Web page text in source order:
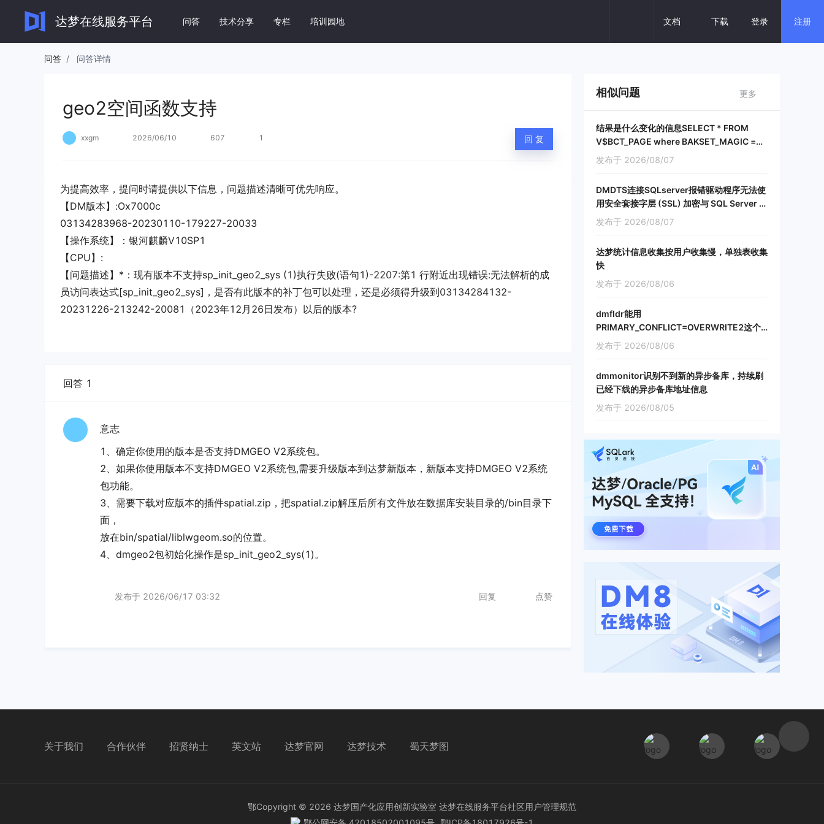
达梦在线服务平台 问答 技术分享 专栏 培训园地 文档
文档
查看全部文档 →
掌握 DM8 SQL 优化核心技能
下载 登录 注册
geo2空间函数支持 回 复
问答 / 问答详情
geo2空间函数支持
xxgm 2026/06/10 607 1 回 复
为提高效率，提问时请提供以下信息，问题描述清晰可优先响应。
【DM版本】:Ox7000c
03134283968-20230110-179227-20033
【操作系统】：银河麒麟V10SP1
【CPU】:
【问题描述】*：现有版本不支持sp_init_geo2_sys (1)执行失败(语句1)-2207:第1 行附近出现错误:无法解析的成
员访问表达式[sp_init_geo2_sys]，是否有此版本的补丁包可以处理，还是必须得升级到03134284132-
20231226-213242-20081（2023年12月26日发布）以后的版本?
回答 1
意志
1、确定你使用的版本是否支持DMGEO V2系统包。
2、如果你使用版本不支持DMGEO V2系统包,需要升级版本到达梦新版本，新版本支持DMGEO V2系统
包功能。
3、需要下载对应版本的插件spatial.zip，把spatial.zip解压后所有文件放在数据库安装目录的/bin目录下
面，
放在bin/spatial/liblwgeom.so的位置。
4、dmgeo2包初始化操作是sp_init_geo2_sys(1)。
发布于 2026/06/17 03:32 回复 点赞
相似问题 更多
结果是什么变化的信息SELECT * FROM
V$BCT_PAGE where BAKSET_MAGIC =
728523815;
发布于 2026/08/07
DMDTS连接SQLserver报错驱动程序无法使
用安全套接字层 (SSL) 加密与 SQL Server 建
立安全连接
发布于 2026/08/07
达梦统计信息收集按用户收集慢，单独表收集
快
发布于 2026/08/06
dmfldr能用
PRIMARY_CONFLICT=OVERWRITE2这个
参数吗，如果不能的话dmfldr怎么处理增量
发布于 2026/08/06
dmmonitor识别不到新的异步备库，持续刷
已经下线的异步备库地址信息
发布于 2026/08/05
关于我们 合作伙伴 招贤纳士 英文站 达梦官网 达梦技术 蜀天梦图
鄂Copyright © 2026 达梦国产化应用创新实验室 达梦在线服务平台社区用户管理规范